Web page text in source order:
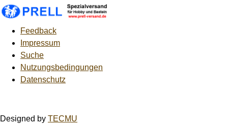
Feedback
Impressum
Suche
Nutzungsbedingungen
Datenschutz
Designed by TECMU